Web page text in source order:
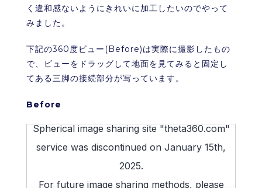
く違和感ないようにきれいに加工したいのでやって
みました。
下記の360度ビュー(Before)は実際に撮影したもの
で、ビューをドラッグして地面を見てみると固定し
てある三脚の接続部分が写っています。
Before